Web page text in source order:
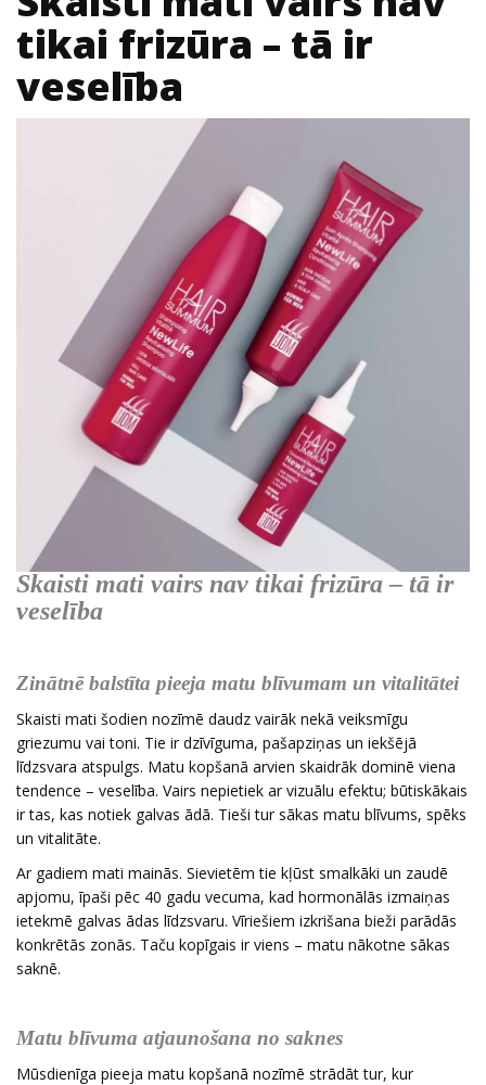
tikai frizūra – tā ir
veselība
Skaisti mati vairs nav tikai frizūra – tā ir
veselība
Zinātnē balstīta pieeja matu blīvumam un vitalitātei
Skaisti mati šodien nozīmē daudz vairāk nekā veiksmīgu
griezumu vai toni. Tie ir dzīvīguma, pašapziņas un iekšējā
līdzsvara atspulgs. Matu kopšanā arvien skaidrāk dominē viena
tendence – veselība. Vairs nepietiek ar vizuālu efektu; būtiskākais
ir tas, kas notiek galvas ādā. Tieši tur sākas matu blīvums, spēks
un vitalitāte.
Ar gadiem mati mainās. Sievietēm tie kļūst smalkāki un zaudē
apjomu, īpaši pēc 40 gadu vecuma, kad hormonālās izmaiņas
ietekmē galvas ādas līdzsvaru. Vīriešiem izkrišana bieži parādās
konkrētās zonās. Taču kopīgais ir viens – matu nākotne sākas
saknē.
Matu blīvuma atjaunošana no saknes
Mūsdienīga pieeja matu kopšanā nozīmē strādāt tur, kur